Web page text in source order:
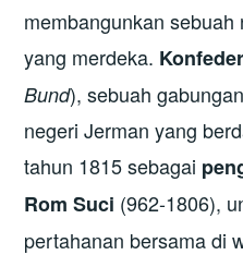
membangunkan
yang merdeka.
Bund), sebuah
negeri Jerman yang
tahun 1815 sebagai
Rom Suci (962-1806),
pertahanan bersama di